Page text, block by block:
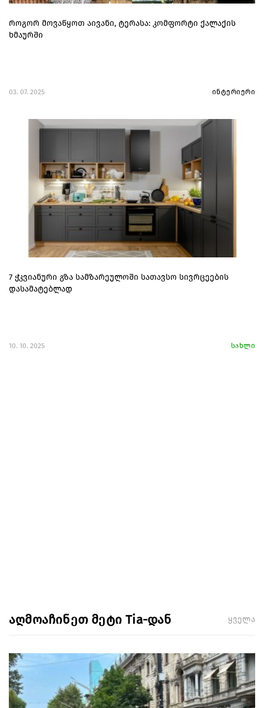
როგორ მოვაწყოთ აივანი, ტერასა: კომფორტი ქალაქის
ხმაურში
03. 07. 2025 ინტერიერი
7 ჭკვიანური გზა სამზარეულოში სათავსო სივრცეების
დასამატებლად
10. 10. 2025 სახლი
აღმოაჩინეთ მეტი Tia-დან ყველა